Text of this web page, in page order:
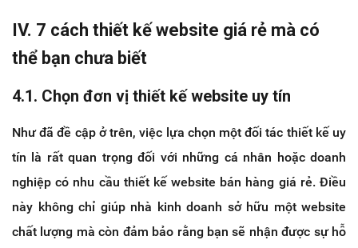
IV. 7 cách thiết kế website giá rẻ mà có
thể bạn chưa biết
4.1. Chọn đơn vị thiết kế website uy tín
Như đã đề cập ở trên, việc lựa chọn một đối tác thiết kế uy
tín là rất quan trọng đối với những cá nhân hoặc doanh
nghiệp có nhu cầu thiết kế website bán hàng giá rẻ. Điều
này không chỉ giúp nhà kinh doanh sở hữu một website
chất lượng mà còn đảm bảo rằng bạn sẽ nhận được sự hỗ